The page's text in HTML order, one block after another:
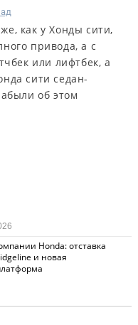
как у Хонды сити,
привода, а с
или лифтбек, а
сити седан-
об этом
Honda: отставка
и новая